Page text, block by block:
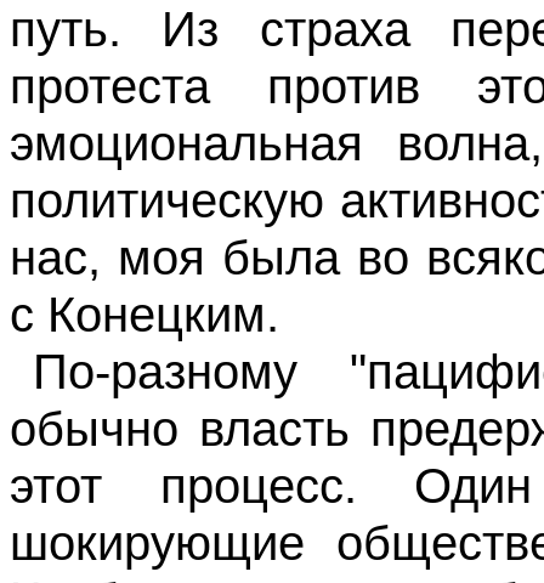
путь. Из страха
протеста против
эмоциональная
политическую
нас, моя была во
с Конецким.
По-разному
обычно власть
этот процесс.
шокирующие